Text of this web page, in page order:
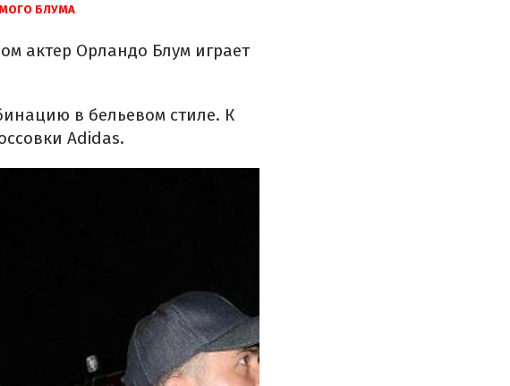
БЛУМА
актер Орландо Блум играет
в бельевом стиле. К
Аdidas.